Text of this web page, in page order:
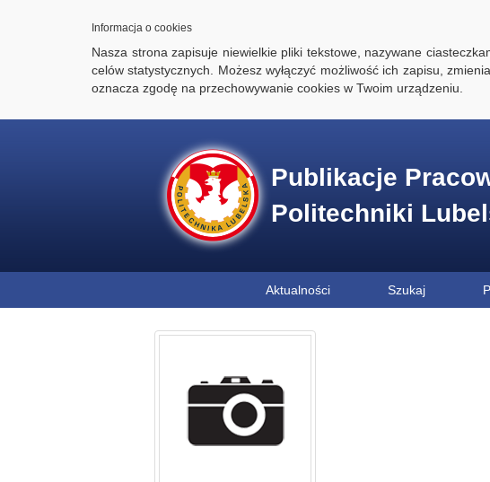
Informacja o cookies
Nasza strona zapisuje niewielkie pliki tekstowe, nazywane
celów statystycznych. Możesz wyłączyć możliwość ich zapisu,
oznacza zgodę na przechowywanie cookies w Twoim urządzeniu.
Publikacje
Politechniki
Aktualności Szukaj